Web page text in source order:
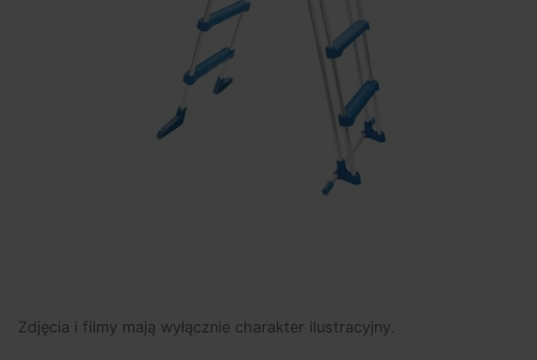
Zdjęcia i filmy mają wyłącznie charakter ilustracyjny.